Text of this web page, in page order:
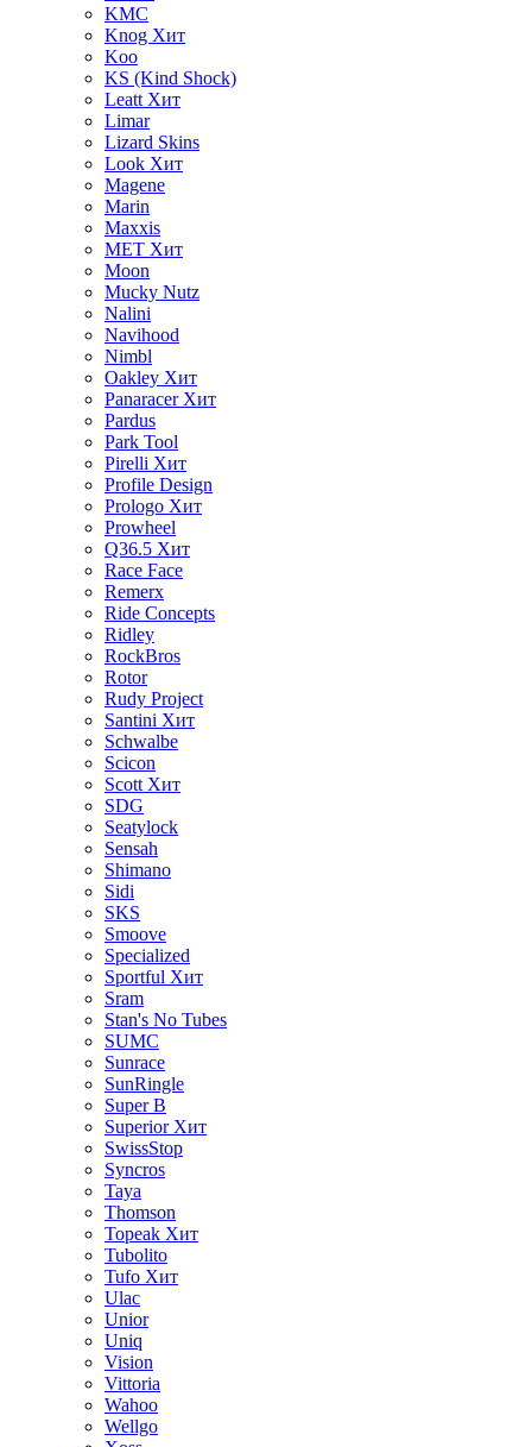
KMC
Knog Хит
Koo
KS (Kind Shock)
Leatt Хит
Limar
Lizard Skins
Look Хит
Magene
Marin
Maxxis
MET Хит
Moon
Mucky Nutz
Nalini
Navihood
Nimbl
Oakley Хит
Panaracer Хит
Pardus
Park Tool
Pirelli Хит
Profile Design
Prologo Хит
Prowheel
Q36.5 Хит
Race Face
Remerx
Ride Concepts
Ridley
RockBros
Rotor
Rudy Project
Santini Хит
Schwalbe
Scicon
Scott Хит
SDG
Seatylock
Sensah
Shimano
Sidi
SKS
Smoove
Specialized
Sportful Хит
Sram
Stan's No Tubes
SUMC
Sunrace
SunRingle
Super B
Superior Хит
SwissStop
Syncros
Taya
Thomson
Topeak Хит
Tubolito
Tufo Хит
Ulac
Unior
Uniq
Vision
Vittoria
Wahoo
Wellgo